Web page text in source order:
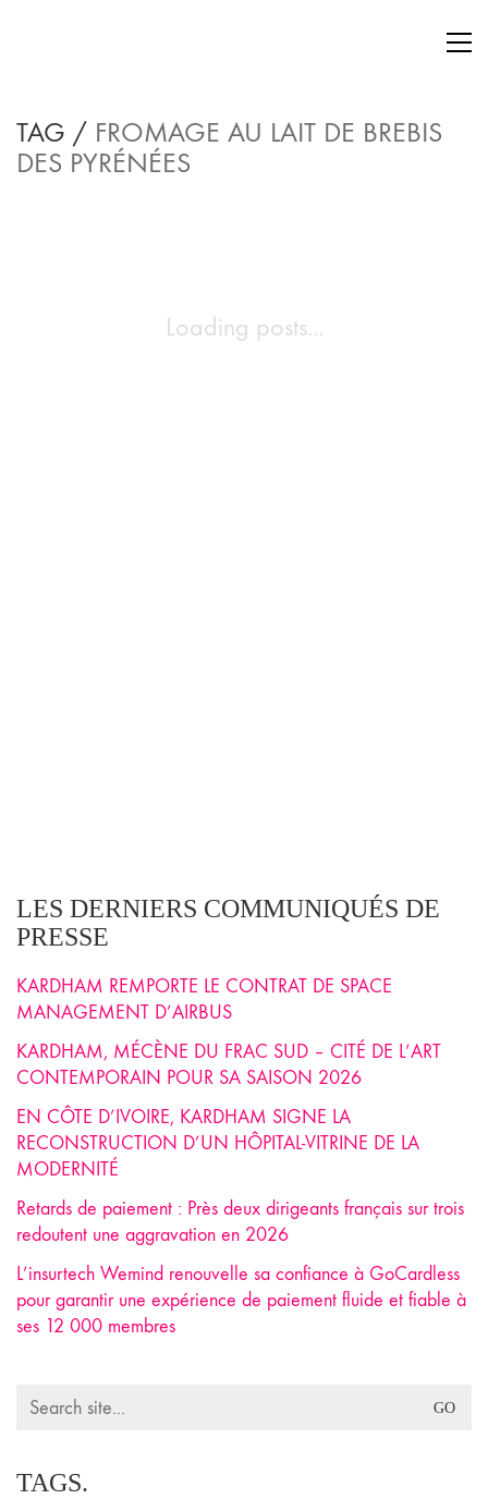
TAG / FROMAGE AU LAIT DE BREBIS
DES PYRÉNÉES
Loading posts...
LES DERNIERS COMMUNIQUÉS DE
PRESSE
KARDHAM REMPORTE LE CONTRAT DE SPACE
MANAGEMENT D’AIRBUS
KARDHAM, MÉCÈNE DU FRAC SUD – CITÉ DE L’ART
CONTEMPORAIN POUR SA SAISON 2026
EN CÔTE D’IVOIRE, KARDHAM SIGNE LA
RECONSTRUCTION D’UN HÔPITAL-VITRINE DE LA
MODERNITÉ
Retards de paiement : Près deux dirigeants français sur trois
redoutent une aggravation en 2026
L’insurtech Wemind renouvelle sa confiance à GoCardless
pour garantir une expérience de paiement fluide et fiable à
ses 12 000 membres
Search
TAGS.